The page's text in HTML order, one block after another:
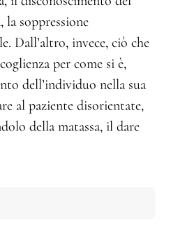
la soppressione
Dall’altro, invece, ciò che
per come si è,
dell’individuo nella sua
al paziente disorientate,
della matassa, il dare